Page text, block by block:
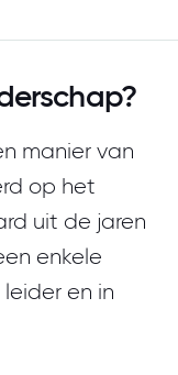
manier van
op het
uit de jaren
enkele
en in